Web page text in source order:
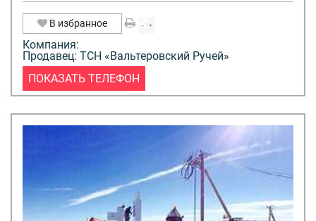
В избранное
Компания:
Продавец: ТСН «Вальтеровский Ручей»
ПОКАЗАТЬ ТЕЛЕФОН